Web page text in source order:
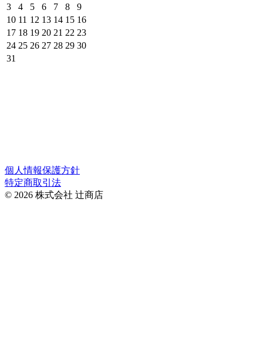
3
4 5 6 7 8
9
10 11 12 13 14 15 16
17 18 19 20 21 22 23
24 25 26 27 28 29 30
31
個人情報保護方針
特定商取引法
© 2026 株式会社 辻商店